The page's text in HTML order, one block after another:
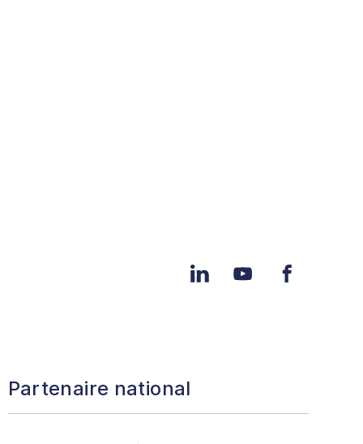
LinkedInYouTubeFacebook
Partenaire national